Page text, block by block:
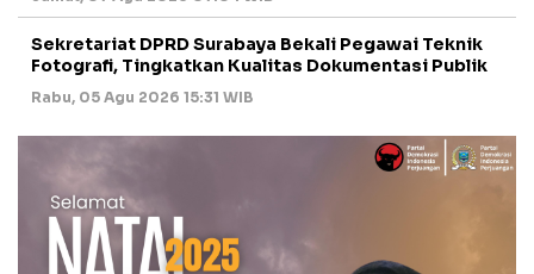
Sekretariat DPRD Surabaya Bekali Pegawai Teknik
Fotografi, Tingkatkan Kualitas Dokumentasi Publik
Rabu, 05 Agu 2026 15:31 WIB